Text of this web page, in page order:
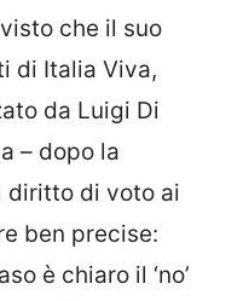
che il suo
di Italia Viva,
da Luigi Di
– dopo la
diritto di voto ai
ben precise:
è chiaro il ‘no’